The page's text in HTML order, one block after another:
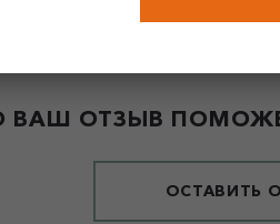
ОТЗЫВ
ОСТАВИТЬ